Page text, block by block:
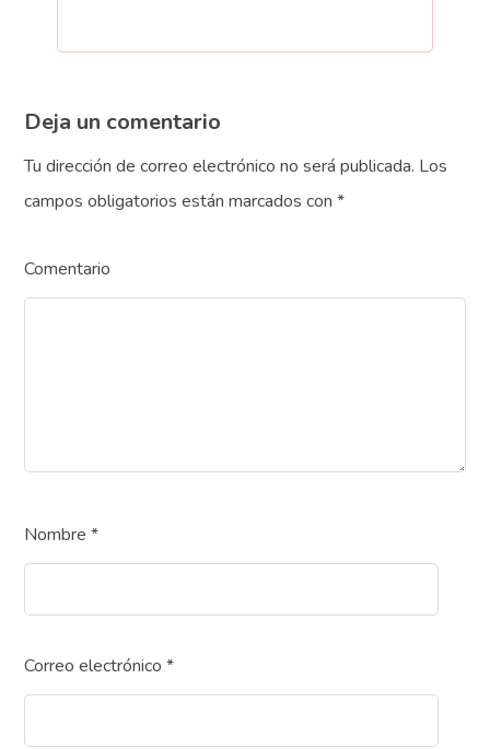
Deja un comentario
Tu dirección de correo electrónico no será publicada. Los
campos obligatorios están marcados con*
Comentario
Nombre*
Correo electrónico*